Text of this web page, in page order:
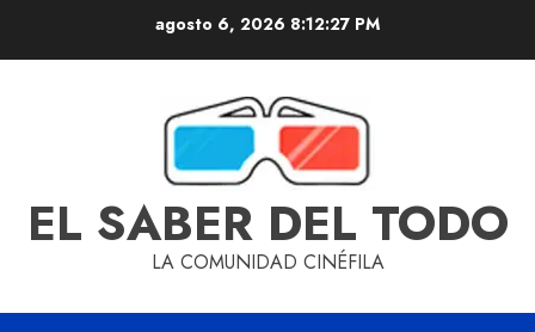
agosto 6, 2026 8:12:27 PM
EL SABER DEL TODO
LA COMUNIDAD CINÉFILA